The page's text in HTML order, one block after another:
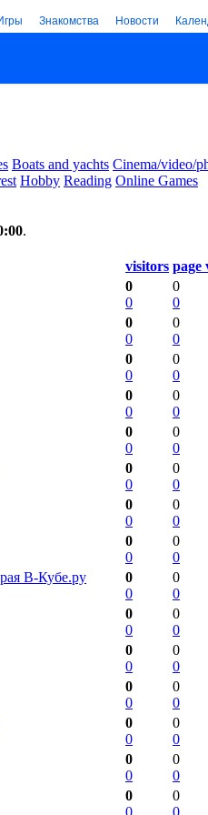
Знакомства Новости
Boats and yachts Cinema/video/
Hobby Reading Online Games
.
visitors page
0
0
0
0
0
0
0
0
0
0
0
0
0
0
0
0
0
0
0
0
0
0
0
0
0
0
0
0
0
0
0
0
В-Кубе.ру
0
0
0
0
0
0
0
0
0
0
0
0
0
0
0
0
0
0
0
0
0
0
0
0
0
0
0
0